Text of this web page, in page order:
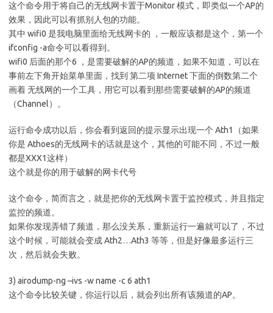
这个命令用于将自己的无线网卡置于Monitor 模式，即类似一个AP的
效果，因此可以有抓别人包的功能。
其中 wifi0 是我电脑里面给无线网卡的 ，一般应该都是这个，第一个
ifconfig -a命令可以看得到。
wifi0 后面的那个6 ，是需要破解的AP的频道，如果不知道，可以在
事前左下角开始菜单里面，找到 第二项 Internet 下面的倒数第二个
画着 无线网的一个工具，用它可以看到那些需要破解的AP的频道
（Channel）。
运行命令成功以后，你会看到返回的提示显示出现一个 Ath1（如果
你是 Athoes的无线网卡的话就是这个，其他的可能不同，不过一般
都是XXX1这样）
这个就是你的用于破解的网卡代号
这个命令，简而言之，就是把你的无线网卡置于监控模式，并且指定
监控的频道。
如果你发现弄错了频道，那么没关系，重新运行一遍就可以了，不过
这个时候，可能就会变成 Ath2…Ath3 等等，但是好像最多运行三
次，然后就会失败。
3) airodump-ng –ivs -w name -c 6 ath1
这个命令比较关键，你运行以后，就会列出所有该频道的AP。